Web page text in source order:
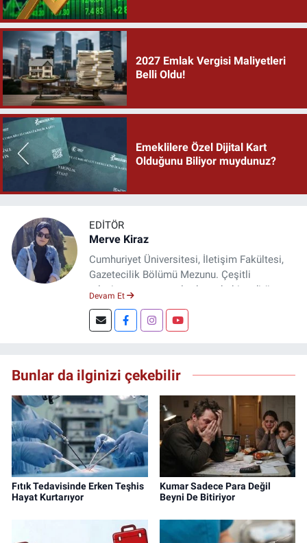
2027 Emlak Vergisi Maliyetleri
Belli Oldu!
Emeklilere Özel Dijital Kart
Olduğunu Biliyor muydunuz?
EDITÖR
Merve Kiraz
Cumhuriyet Üniversitesi, İletişim Fakültesi,
Gazetecilik Bölümü Mezunu. Çeşitli
televizyon ve gazetelerde muhabir, editör,
Şuan, www.dogugazetesi.com adlı haber
sitesinin Yazı İşleri Müdürlüğünü yürütmekte.
Devam Et
Bunlar da ilginizi çekebilir
Fıtık Tedavisinde Erken Teşhis
Hayat Kurtarıyor
Kumar Sadece Para Değil
Beyni De Bitiriyor